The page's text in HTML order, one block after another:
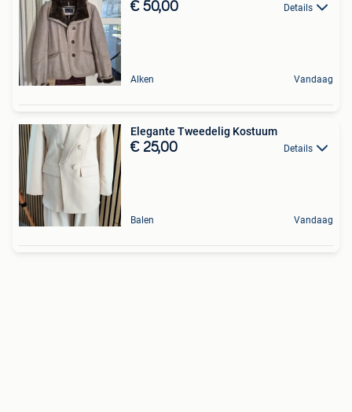
€ 50,00 Details
Alken Vandaag
Elegante Tweedelig Kostuum
€ 25,00 Details
Balen Vandaag